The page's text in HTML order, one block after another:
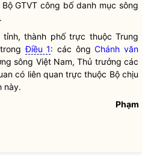
Bộ GTVT công bố danh mục sông
thành phố trực thuộc Trung
trongĐiều 1: các ôngChánh văn
sông Việt Nam, Thủ trưởng các
có liên quan trực thuộc Bộ chịu
này.
Phạm